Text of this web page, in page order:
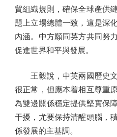
貿組織規則，確保全球產供
題上立場總體一致，這是深
內涵。中方願同英方共同努
促進世界和平與發展。
王毅說，中英兩國歷史文
很正常，但應本着相互尊重
為雙邊關係穩定提供堅實保
干擾，尤要保持清醒頭腦，
係發展的主基調。